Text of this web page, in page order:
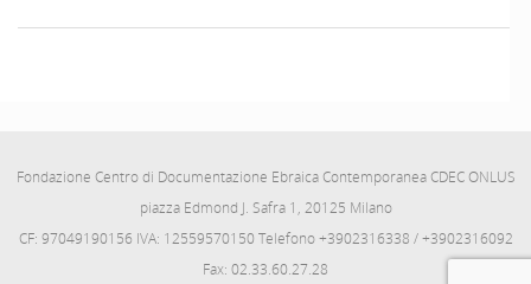
Fondazione Centro di Documentazione Ebraica Contemporanea CDEC ONLUS
piazza Edmond J. Safra 1, 20125 Milano
CF: 97049190156 IVA: 12559570150 Telefono +3902316338 / +3902316092
Fax: 02.33.60.27.28